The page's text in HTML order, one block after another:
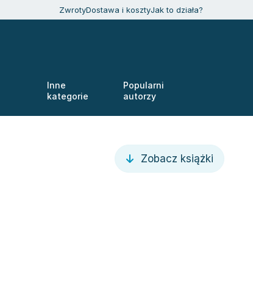
ZwrotyDostawa i kosztyJak to działa?
Inne
kategorie
Popularni
autorzy
Zobacz książki